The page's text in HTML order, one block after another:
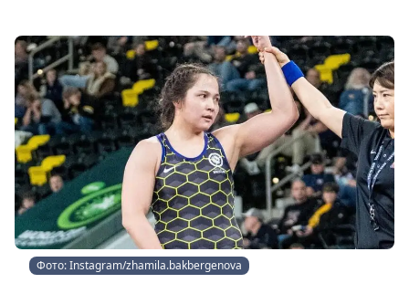
Фото: Instagram/zhamila.bakbergenova